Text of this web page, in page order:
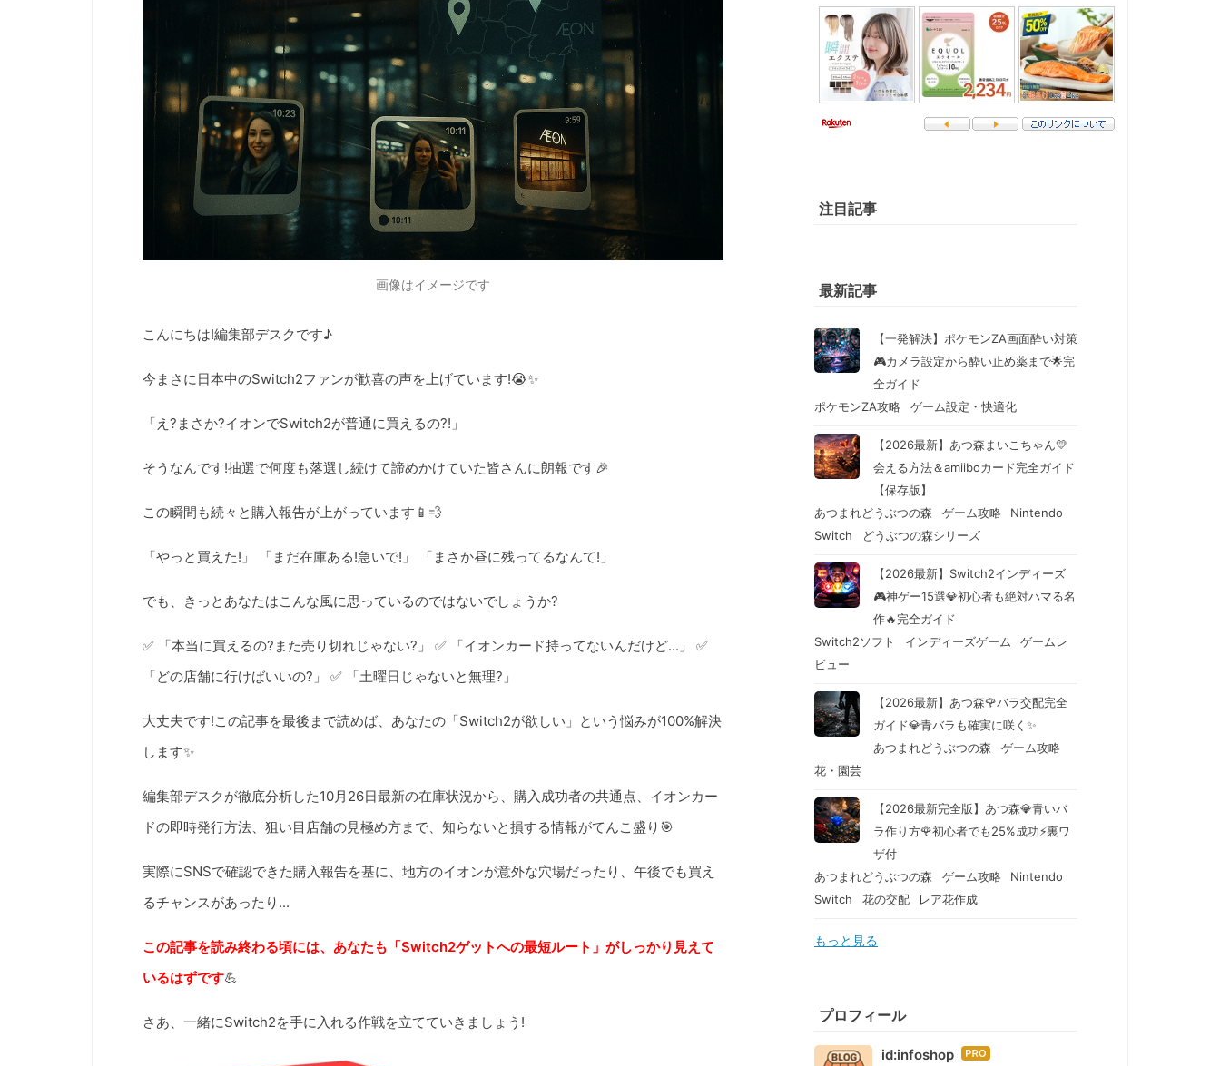
画像はイメージです
こんにちは!編集部デスクです♪
今まさに日本中のSwitch2ファンが歓喜の声を上げています!😭✨
「え?まさか?イオンでSwitch2が普通に買えるの?!」
そうなんです!抽選で何度も落選し続けて諦めかけていた皆さんに朗報です🎉
この瞬間も続々と購入報告が上がっています📱💨
「やっと買えた!」 「まだ在庫ある!急いで!」 「まさか昼に残ってるなんて!」
でも、きっとあなたはこんな風に思っているのではないでしょうか?
✅ 「本当に買えるの?また売り切れじゃない?」 ✅ 「イオンカード持ってないんだけど...」 ✅
「どの店舗に行けばいいの?」 ✅ 「土曜日じゃないと無理?」
大丈夫です!この記事を最後まで読めば、あなたの「Switch2が欲しい」という悩みが100%解決
します✨
編集部デスクが徹底分析した10月26日最新の在庫状況から、購入成功者の共通点、イオンカー
ドの即時発行方法、狙い目店舗の見極め方まで、知らないと損する情報がてんこ盛り🎯
実際にSNSで確認できた購入報告を基に、地方のイオンが意外な穴場だったり、午後でも買え
るチャンスがあったり...
この記事を読み終わる頃には、あなたも「Switch2ゲットへの最短ルート」がしっかり見えて
いるはずです💪
さあ、一緒にSwitch2を手に入れる作戦を立てていきましょう!
注目記事
最新記事
【一発解決】ポケモンZA画面酔い対策
🎮カメラ設定から酔い止め薬まで🌟完
全ガイド
ポケモンZA攻略
ゲーム設定・快適化
【2026最新】あつ森まいこちゃん💛
会える方法＆amiiboカード完全ガイド
【保存版】
あつまれどうぶつの森
ゲーム攻略
Nintendo
Switch
どうぶつの森シリーズ
【2026最新】Switch2インディーズ
🎮神ゲー15選💎初心者も絶対ハマる名
作🔥完全ガイド
Switch2ソフト
インディーズゲーム
ゲームレ
ビュー
【2026最新】あつ森🌹バラ交配完全
ガイド💎青バラも確実に咲く✨
あつまれどうぶつの森
ゲーム攻略
花・園芸
【2026最新完全版】あつ森💎青いバ
ラ作り方🌹初心者でも25%成功⚡裏ワ
ザ付
あつまれどうぶつの森
ゲーム攻略
Nintendo
Switch
花の交配 レア花作成
もっと見る
プロフィール
id:infoshop はて